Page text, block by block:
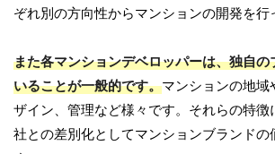
ぞれ別の方向性からマンションの開発を行
また各マンションデベロッパーは、独自の
いることが一般的です。マンションの地
ザイン、管理など様々です。それらの特徴
社との差別化としてマンションブランドの